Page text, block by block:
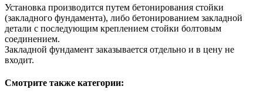
Установка производится путем бетонирования стойки
(закладного фундамента), либо бетонированием закладной
детали с последующим креплением стойки болтовым
соединением.
Закладной фундамент заказывается отдельно и в цену не
входит.
Смотрите также категории: